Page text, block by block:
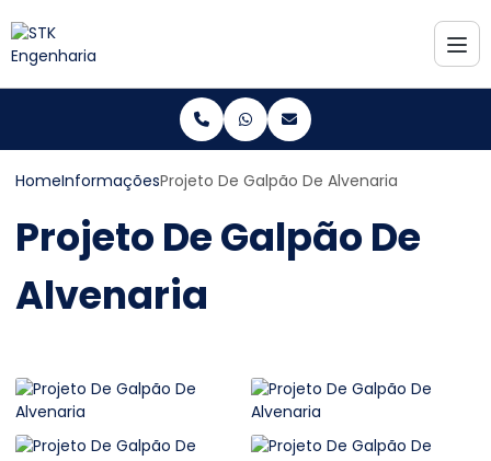
HomeInformaçõesProjeto De Galpão De Alvenaria
Projeto De Galpão De
Alvenaria